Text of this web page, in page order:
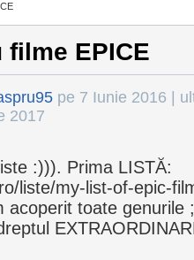
EPICE
pe 7 Iunie 2016 |
2017
:))). Prima LISTĂ:
liste/my-list-of-epic-
acoperit toate genurile